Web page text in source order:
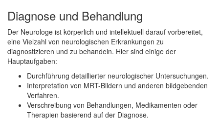
Diagnose und Behandlung
Der Neurologe ist körperlich und intellektuell darauf vorbereitet,
eine Vielzahl von neurologischen Erkrankungen zu
diagnostizieren und zu behandeln. Hier sind einige der
Hauptaufgaben:
Durchführung detaillierter neurologischer Untersuchungen.
Interpretation von MRT-Bildern und anderen bildgebenden
Verfahren.
Verschreibung von Behandlungen, Medikamenten oder
Therapien basierend auf der Diagnose.